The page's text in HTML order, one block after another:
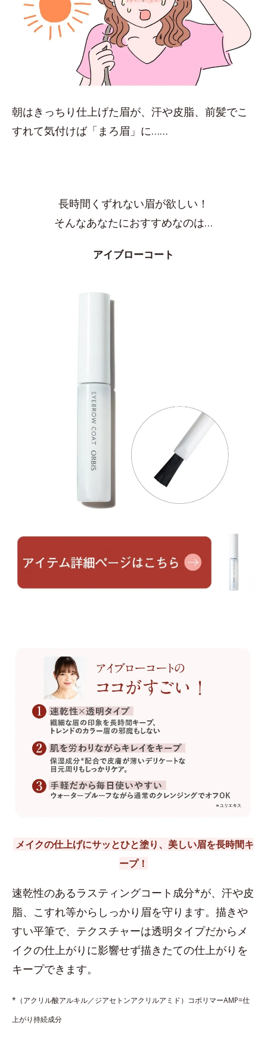
朝はきっちり仕上げた眉が、汗や皮脂、前髪でこ
すれて気付けば「まろ眉」に……
長時間くずれない眉が欲しい！
そんなあなたにおすすめなのは…
アイブローコート
メイクの仕上げにサッとひと塗り、美しい眉を長時間キ
ープ！
速乾性のあるラスティングコート成分*が、汗や皮
脂、こすれ等からしっかり眉を守ります。描きや
すい平筆で、テクスチャーは透明タイプだからメ
イクの仕上がりに影響せず描きたての仕上がりを
キープできます。
*（アクリル酸アルキル／ジアセトンアクリルアミド）コポリマーAMP=仕
上がり持続成分